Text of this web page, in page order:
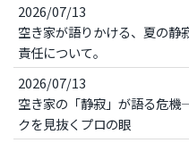
2026/07/13
空き家が語りかける、夏の静
責任について。
2026/07/13
空き家の「静寂」が語る危
クを見抜くプロの眼